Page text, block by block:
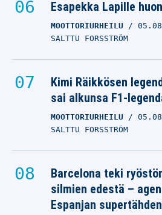
Esapekka Lapille
MOOTTORIURHEILU
SALTTU FORSSTRÖM
Kimi Räikkösen
sai alkunsa F1-
MOOTTORIURHEILU
SALTTU FORSSTRÖM
Barcelona teki
silmien edestä –
Espanjan